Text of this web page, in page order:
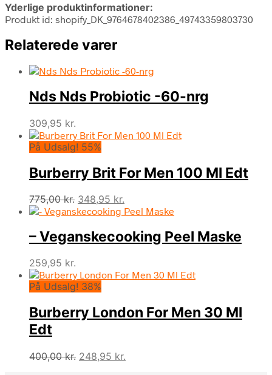
Yderlige produktinformationer:
Produkt id: shopify_DK_9764678402386_49743359803730
Relaterede varer
Nds Nds Probiotic -60-nrg
309,95 kr.
På Udsalg! 55%
Burberry Brit For Men 100 Ml Edt
775,00kr. Den
oprindelige
var:
775,00 kr..
348,95 kr.
aktuelle
er:
348,95 kr..
– Veganskecooking Peel Maske
259,95 kr.
På Udsalg! 38%
Burberry London For Men 30 Ml
Edt
400,00kr. Den
248,95 kr.